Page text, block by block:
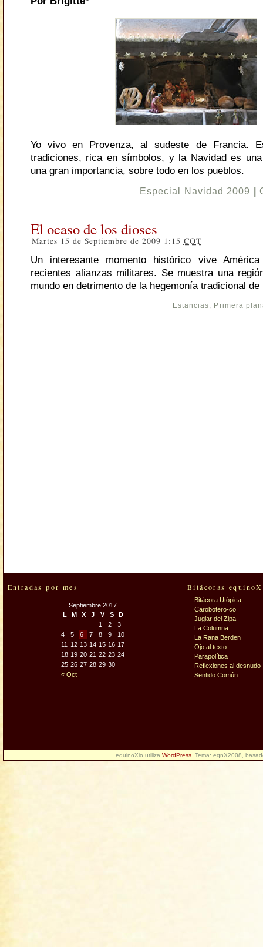
Yo vivo en Provenza, al sudeste de Francia.
tradiciones, rica en símbolos, y la Navidad es
una gran importancia, sobre todo en los pueblos.
Especial Navidad 2009
El ocaso de los dioses
Martes 15 de Septiembre de 2009 1:15 COT
Un interesante momento histórico vive
recientes alianzas militares. Se muestra una
mundo en detrimento de la hegemonía tradicional
Estancias, Primera
Entradas por mes
Septiembre 2017
L
M X J V S D
« Oct
1 2
3
4
5 6 7 8 9
10
11
12 13 14 15 16 17
18 19 20 21 22 23 24
25 26 27 28 29 30
Bitácoras
Bitácora Utópica
Carobotero-co
Juglar del Zipa
La Columna
La Rana Berden
Ojo al texto
Parapolítica
Reflexiones al desnudo
Sentido Común
equinoXio utiliza WordPress . Tema: eqnX2008,